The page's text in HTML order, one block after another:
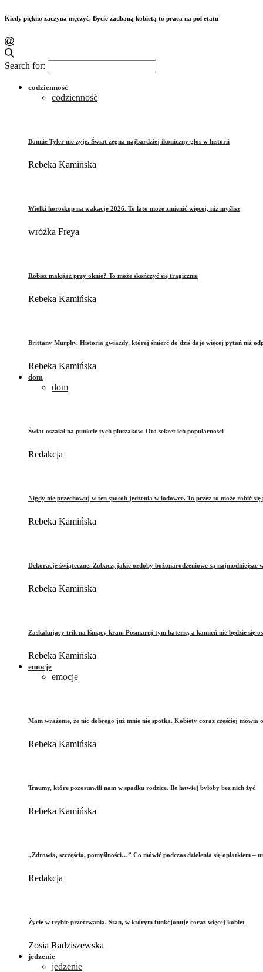
Kiedy piękno zaczyna męczyć. Bycie zadbaną kobietą to praca na pół etatu
Search for:
codzienność
codzienność
Bonnie Tyler nie żyje. Świat żegna najbardziej ikoniczny głos w historii
Rebeka Kamińska
Wielki horoskop na wakacje 2026. To lato może zmienić więcej, niż myślisz
wróżka Freya
Robisz makijaż przy oknie? To może skończyć się tragicznie
Rebeka Kamińska
Brittany Murphy. Historia gwiazdy, której śmierć do dziś daje więcej pytań niż
Rebeka Kamińska
dom
dom
Świat oszalał na punkcie tych pluszaków. Oto sekret ich popularności
Redakcja
Nigdy nie przechowuj w ten sposób jedzenia w lodówce. To przez to może robić się
Rebeka Kamińska
Dekoracje świąteczne. Zobacz, jakie ozdoby bożonarodzeniowe są najmodniejsze
Rebeka Kamińska
Zaskakujący trik na lśniący kran. Posmaruj tym baterię, a kamień nie będzie się
Rebeka Kamińska
emocje
emocje
Mam wrażenie, że nic dobrego już mnie nie spotka. Kobiety coraz częściej mówią
Rebeka Kamińska
Traumy, które pozostawili nam w spadku rodzice. Ile łatwiej byłoby bez nich żyć
Rebeka Kamińska
„Zdrowia, szczęścia, pomyślności…” Co mówić podczas dzielenia się opłatkiem –
Redakcja
Życie w trybie przetrwania. Stan, w którym funkcjonuje coraz więcej kobiet
Zosia Radziszewska
jedzenie
jedzenie